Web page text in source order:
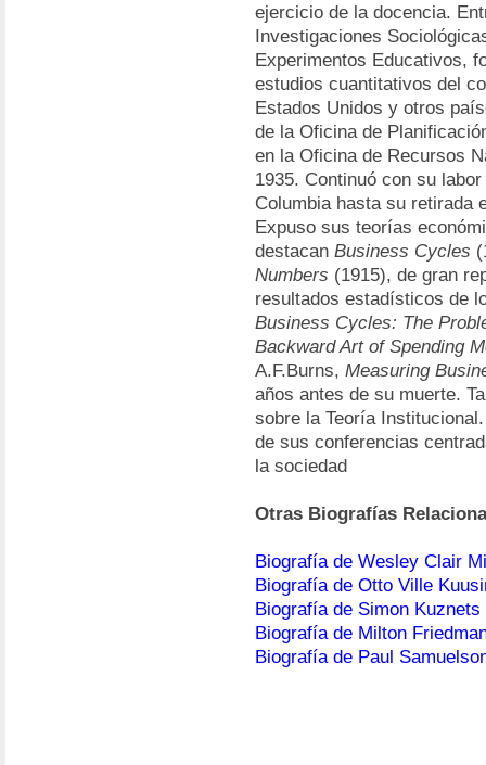
ejercicio de la docencia.
Investigaciones
Experimentos Educativos,
estudios cuantitativos del
Estados Unidos y otros
de la Oficina de
en la Oficina de Recursos
1935. Continuó con su
Columbia hasta su retirada
Expuso sus teorías
destacan Business Cycles
Numbers (1915), de gran
resultados estadísticos de
Business Cycles: The
Backward Art of Spending
A.F.Burns, Measuring
años antes de su muerte.
sobre la Teoría
de sus conferencias
la sociedad
Otras Biografías
Biografía de Wesley Clair
Biografía de Otto Ville
Biografía de Simon Kuznets
Biografía de Milton
Biografía de Paul